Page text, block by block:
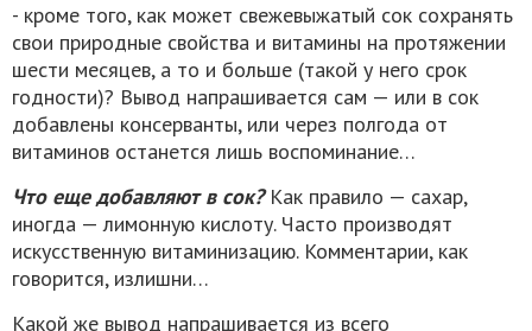
- кроме того, как может свежевыжатый сок сохранять
свои природные свойства и витамины на протяжении
шести месяцев, а то и больше (такой у него срок
годности)? Вывод напрашивается сам — или в сок
добавлены консерванты, или через полгода от
витаминов останется лишь воспоминание…
Что еще добавляют в сок?Как правило — сахар,
иногда — лимонную кислоту. Часто производят
искусственную витаминизацию. Комментарии, как
говорится, излишни…
Какой же вывод напрашивается из всего